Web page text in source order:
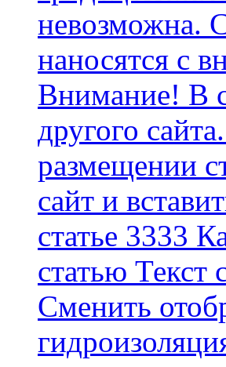
невозможна.
наносятся с
Внимание! В
другого
размещении
сайт и
статье 3333
статью Текст
Cменить